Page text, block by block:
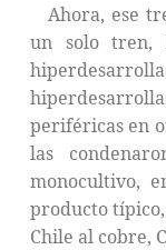
Ahora, ese
un solo tren,
periféricas en
las
monocultivo,
producto
Chile al cobre,